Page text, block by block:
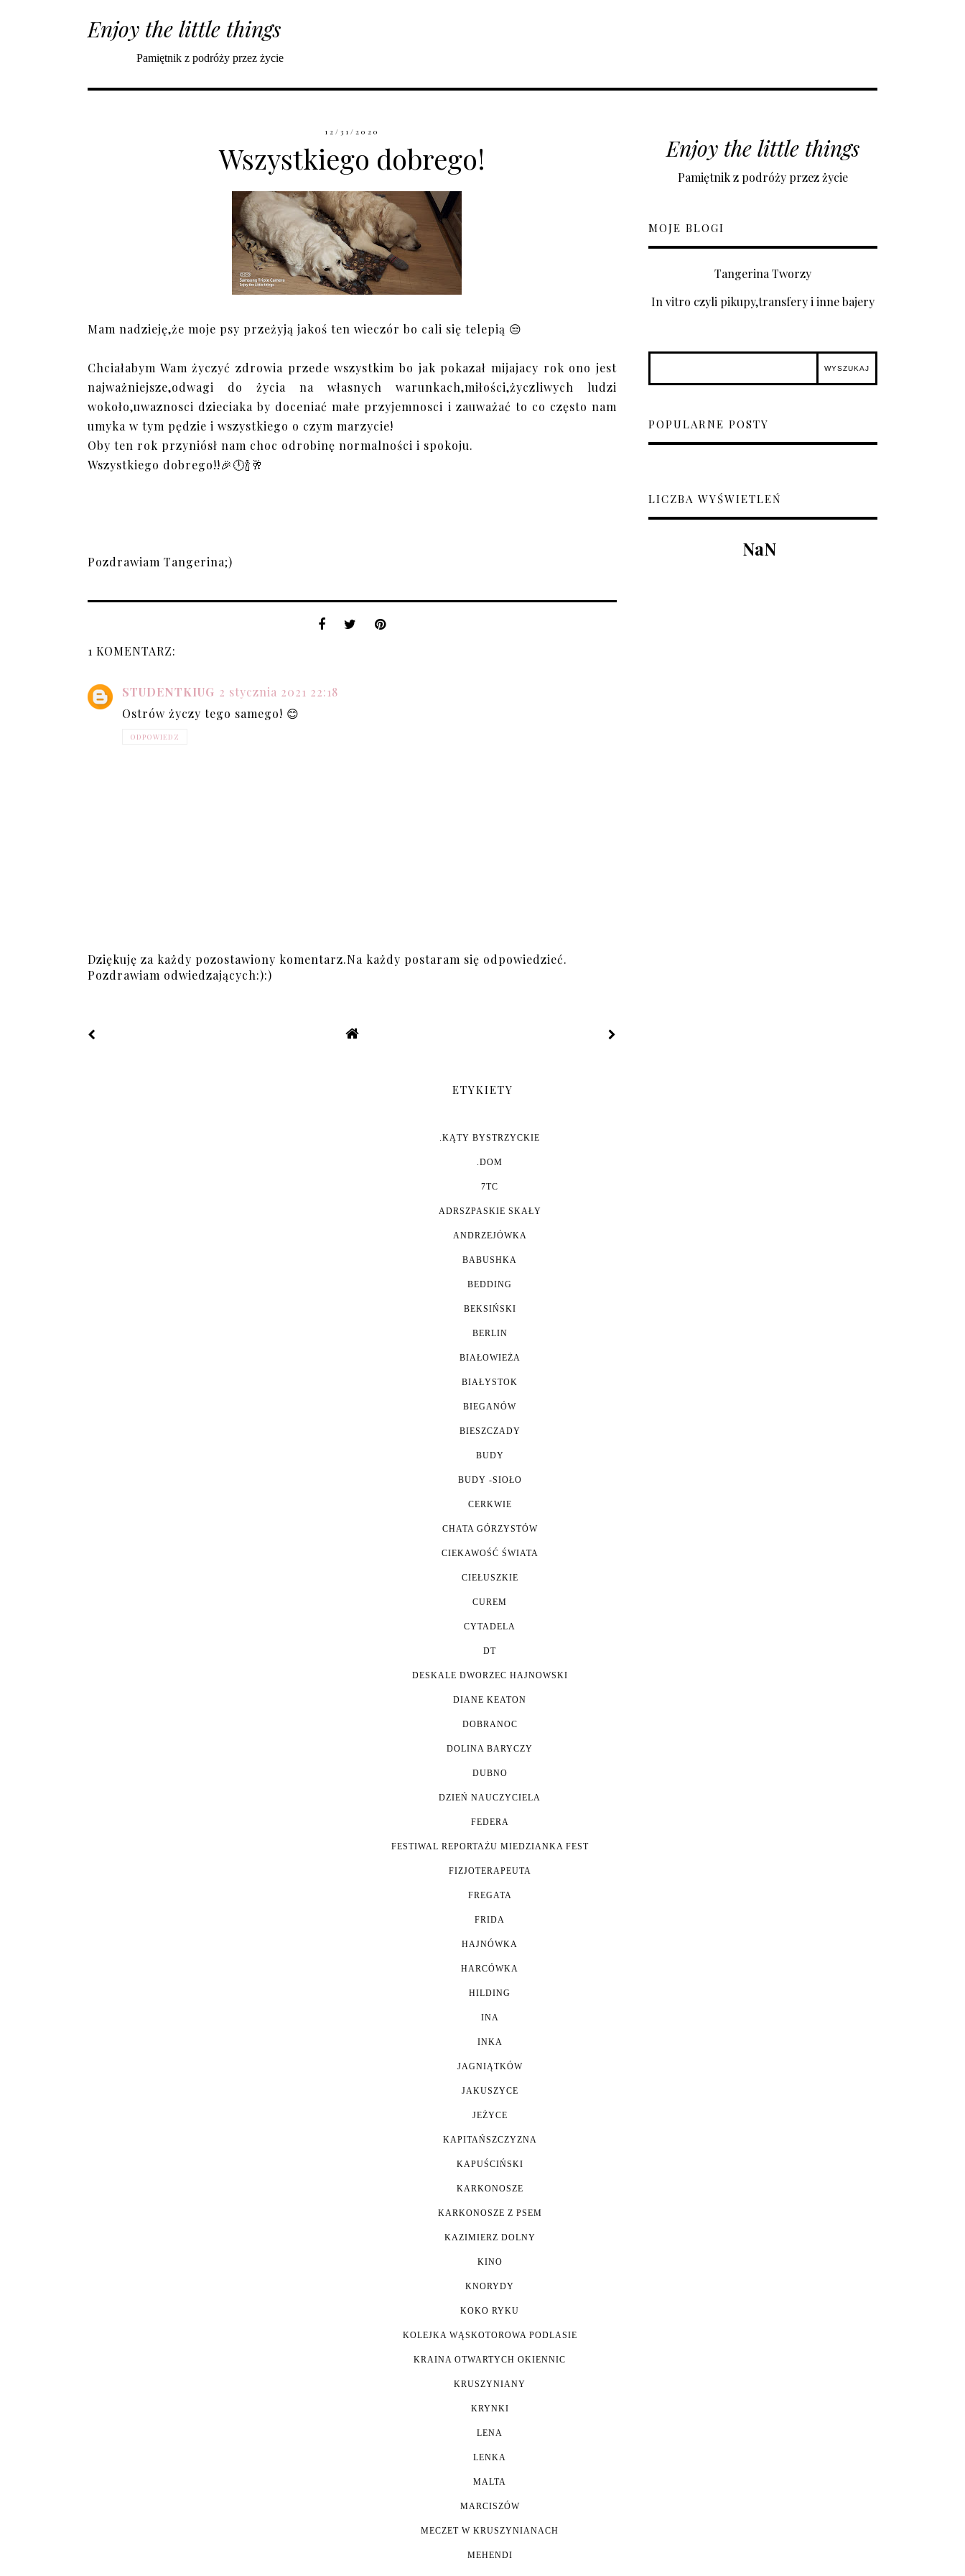
Enjoy the little things
Pamiętnik z podróży przez życie
12/31/2020
Wszystkiego dobrego!
Mam nadzieję,że moje psy przeżyją jakoś ten wieczór bo cali się telepią 😒
Chciałabym Wam życzyć zdrowia przede wszystkim bo jak pokazał mijajacy rok ono jest
najważniejsze,odwagi do życia na własnych warunkach,miłości,życzliwych ludzi
wokoło,uwaznosci dzieciaka by doceniać małe przyjemnosci i zauważać to co często nam
umyka w tym pędzie i wszystkiego o czym marzycie!
Oby ten rok przyniósł nam choc odrobinę normalności i spokoju.
Wszystkiego dobrego!!🎉🕛🍾🥂
Pozdrawiam Tangerina;)
1 KOMENTARZ:
STUDENTKIUG 2 stycznia 2021 22:18
Ostrów życzy tego samego! 😊
ODPOWIEDZ
Dziękuję za każdy pozostawiony komentarz.Na każdy postaram się odpowiedzieć.
Pozdrawiam odwiedzających:):)
Enjoy the little things
Pamiętnik z podróży przez życie
MOJE BLOGI
Tangerina Tworzy
In vitro czyli pikupy,transfery i inne bajery
POPULARNE POSTY
LICZBA WYŚWIETLEŃ
NaN
ETYKIETY
.KĄTY BYSTRZYCKIE
.DOM
7TC
ADRSZPASKIE SKAŁY
ANDRZEJÓWKA
BABUSHKA
BEDDING
BEKSIŃSKI
BERLIN
BIAŁOWIEŻA
BIAŁYSTOK
BIEGANÓW
BIESZCZADY
BUDY
BUDY -SIOŁO
CERKWIE
CHATA GÓRZYSTÓW
CIEKAWOŚĆ ŚWIATA
CIEŁUSZKIE
CUREM
CYTADELA
DT
DESKALE DWORZEC HAJNOWSKI
DIANE KEATON
DOBRANOC
DOLINA BARYCZY
DUBNO
DZIEŃ NAUCZYCIELA
FEDERA
FESTIWAL REPORTAŻU MIEDZIANKA FEST
FIZJOTERAPEUTA
FREGATA
FRIDA
HAJNÓWKA
HARCÓWKA
HILDING
INA
INKA
JAGNIĄTKÓW
JAKUSZYCE
JEŻYCE
KAPITAŃSZCZYZNA
KAPUŚCIŃSKI
KARKONOSZE
KARKONOSZE Z PSEM
KAZIMIERZ DOLNY
KINO
KNORYDY
KOKO RYKU
KOLEJKA WĄSKOTOROWA PODLASIE
KRAINA OTWARTYCH OKIENNIC
KRUSZYNIANY
KRYNKI
LENA
LENKA
MALTA
MARCISZÓW
MECZET W KRUSZYNIANACH
MEHENDI